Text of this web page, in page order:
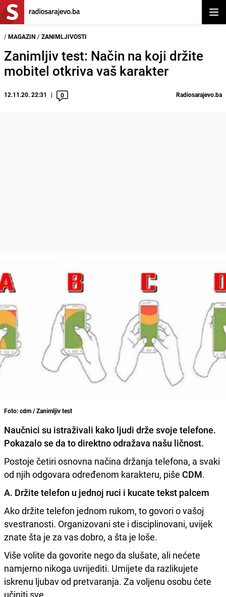
/ MAGAZIN / ZANIMLJIVOSTI
Zanimljiv test: Način na koji držite
mobitel otkriva vaš karakter
12.11.20. 22:31 0 Radiosarajevo.ba
Foto: cdm / Zanimljiv test
Naučnici su istraživali kako ljudi drže svoje telefone.
Pokazalo se da to direktno odražava našu ličnost.
Postoje četiri osnovna načina držanja telefona, a svaki
od njih odgovara određenom karakteru, piše CDM.
A. Držite telefon u jednoj ruci i kucate tekst palcem
Ako držite telefon jednom rukom, to govori o vašoj
svestranosti. Organizovani ste i disciplinovani, uvijek
znate šta je za vas dobro, a šta je loše.
Više volite da govorite nego da slušate, ali nećete
namjerno nikoga uvrijediti. Umijete da razlikujete
iskrenu ljubav od pretvaranja. Za voljenu osobu ćete
učiniti sve.